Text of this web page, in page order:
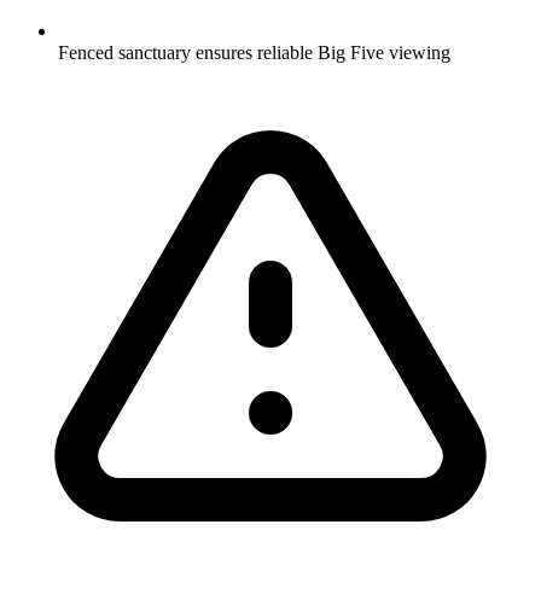
Fenced sanctuary ensures reliable Big Five viewing